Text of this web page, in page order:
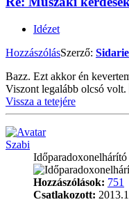
Idézet
HozzászólásSzerző:
Bazz. Ezt akkor én
Viszont legalább olcsó volt.
Vissza a tetejére
Szabi
Időparadoxonelhárító
Hozzászólások: 751
Csatlakozott: